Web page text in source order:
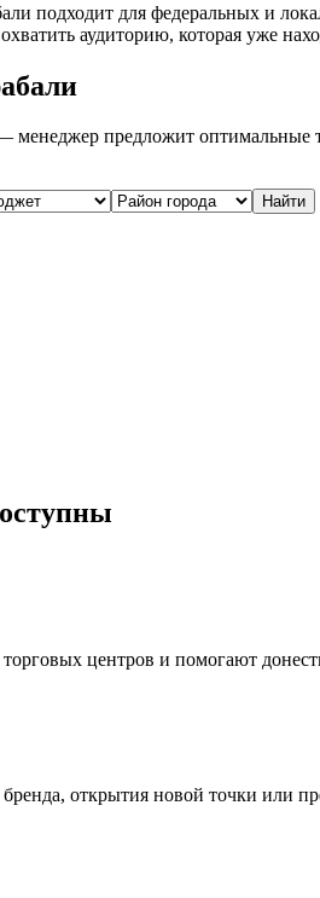
подходит для федеральных и
аудиторию, которая уже
менеджер предложит оптимальные
Найти
центров и помогают
открытия новой точки или